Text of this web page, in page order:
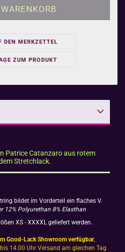
DEN MERKZETTEL
ZUM PRODUKT
Patrice Catanzaro aus rotem
Stretchlack.
bildet im Vorderteil ein flaches V.
12% Polyurethan 8% Elasthan
XS - XXXXL geliefert werden.
Good-Lack Showroom verfügbar,
14.00 Uhr Versand am gleichen Tag